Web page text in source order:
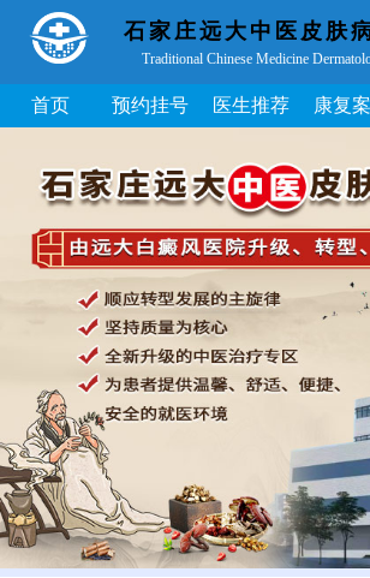
石家庄远大中医皮肤
Traditional Chinese Medicine
首页 预约挂号 医生推荐 康复